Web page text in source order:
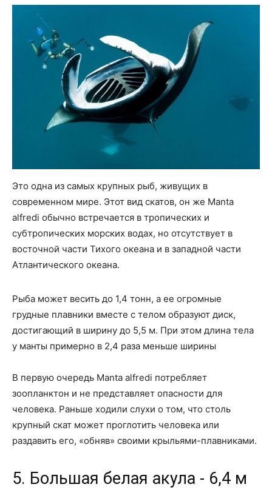
Это одна из самых крупных рыб, живущих в
современном мире. Этот вид скатов, он же Manta
alfredi обычно встречается в тропических и
субтропических морских водах, но отсутствует в
восточной части Тихого океана и в западной части
Атлантического океана.
Рыба может весить до 1,4 тонн, а ее огромные
грудные плавники вместе с телом образуют диск,
достигающий в ширину до 5,5 м. При этом длина тела
у манты примерно в 2,4 раза меньше ширины
В первую очередь Manta alfredi потребляет
зоопланктон и не представляет опасности для
человека. Раньше ходили слухи о том, что столь
крупный скат может проглотить человека или
раздавить его, «обняв» своими крыльями-плавниками.
5. Большая белая акула - 6,4 м